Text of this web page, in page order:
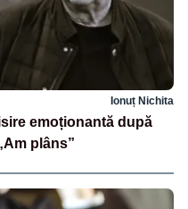
Ionuț Nichita
emoționantă după
plâns”